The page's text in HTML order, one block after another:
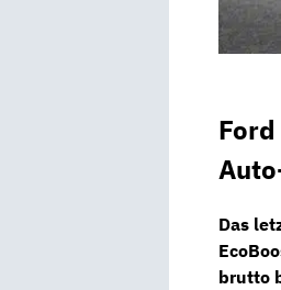
Das
brutto